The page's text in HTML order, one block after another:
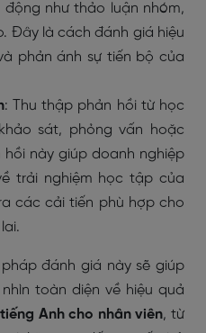
như thảo luận nhóm,
Đây là cách đánh giá hiệu
phản ánh sự tiến bộ của
: Thu thập phản hồi từ học
sát, phỏng vấn hoặc
này giúp doanh nghiệp
trải nghiệm học tập của
các cải tiến phù hợp cho
đánh giá này sẽ giúp
toàn diện về hiệu quả
Anh cho nhân viên, từ